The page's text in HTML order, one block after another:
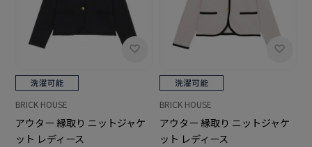
BRICK HOUSE
アウター 縁取り ニットジャケ
ット レディース
BRICK HOUSE
アウター 縁取り ニットジャケ
ット レディース